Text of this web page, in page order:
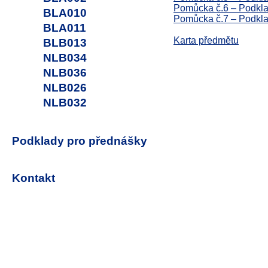
BLA010
BLA011
BLB013
NLB034
NLB036
NLB026
NLB032
Podklady pro přednášky
Kontakt
Pomůcka č.6 –
Pomůcka č.7 –
Karta předmětu